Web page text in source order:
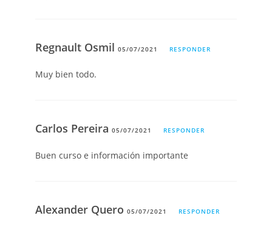
Regnault Osmil05/07/2021 RESPONDER
Muy bien todo.
Carlos Pereira05/07/2021 RESPONDER
Buen curso e información importante
Alexander Quero05/07/2021 RESPONDER